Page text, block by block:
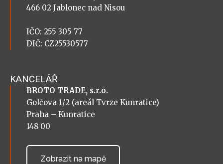
466 02 Jablonec nad Nisou
IČO: 255 305 77
DIČ: CZ25530577
KANCELÁŘ
BROTO TRADE, s.r.o.
Golčova 1/2 (areál Tvrze Kunratice)
Praha – Kunratice
148 00
Zobrazit na mapě